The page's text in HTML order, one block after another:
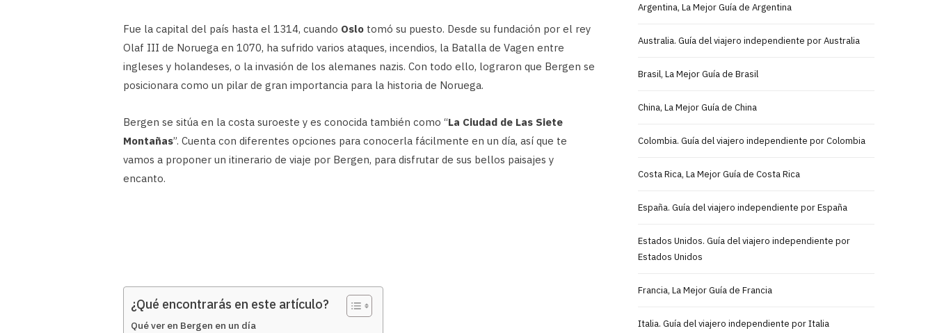
Fue la capital del país hasta el 1314, cuando Oslo tomó su puesto. Desde su fundación por el rey
Olaf III de Noruega en 1070, ha sufrido varios ataques, incendios, la Batalla de Vagen entre
ingleses y holandeses, o la invasión de los alemanes nazis. Con todo ello, lograron que Bergen se
posicionara como un pilar de gran importancia para la historia de Noruega.
Bergen se sitúa en la costa suroeste y es conocida también como “La Ciudad de Las Siete
Montañas”. Cuenta con diferentes opciones para conocerla fácilmente en un día, así que te
vamos a proponer un itinerario de viaje por Bergen, para disfrutar de sus bellos paisajes y
encanto.
¿Qué encontrarás en este artículo?
Qué ver en Bergen en un día
Argentina, La Mejor Guía de Argentina
Australia. Guía del viajero independiente por Australia
Brasil, La Mejor Guía de Brasil
China, La Mejor Guía de China
Colombia. Guía del viajero independiente por Colombia
Costa Rica, La Mejor Guía de Costa Rica
España. Guía del viajero independiente por España
Estados Unidos. Guía del viajero independiente por
Estados Unidos
Francia, La Mejor Guía de Francia
Italia. Guía del viajero independiente por Italia